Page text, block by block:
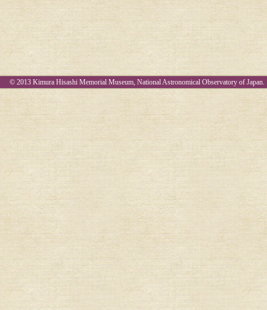
© 2013 Kimura Hisashi Memorial Museum, National Astronomical Observatory of Japan.